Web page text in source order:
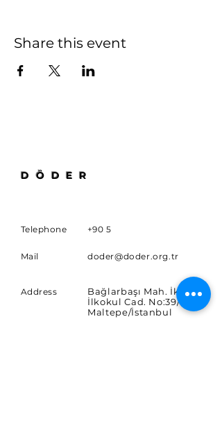
Share this event
DÖDER
Telephone +90 5
Mail doder@doder.org.tr
Address
Bağlarbaşı Mah. İkinci
İlkokul Cad. No:39/10
Maltepe/İstanbul